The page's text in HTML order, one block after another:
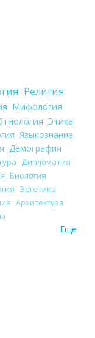
Религия
Мифология
Этика
Языкознание
Демография
Дипломатия
Биология
Эстетика
Архитектура
Еще